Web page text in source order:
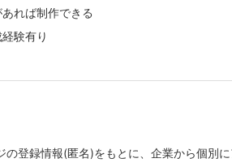
れば制作できる
験有り
の登録情報(匿名)をもとに、企業から個別